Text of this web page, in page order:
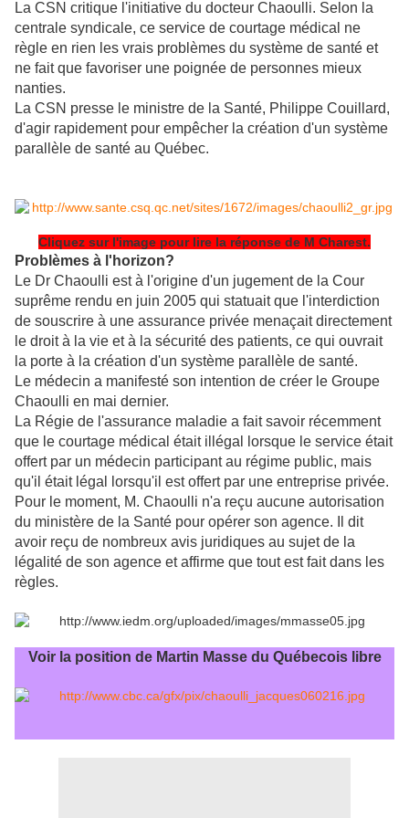
La CSN critique l'initiative du docteur Chaoulli. Selon la
centrale syndicale, ce service de courtage médical ne
règle en rien les vrais problèmes du système de santé et
ne fait que favoriser une poignée de personnes mieux
nanties.
La CSN presse le ministre de la Santé, Philippe Couillard,
d'agir rapidement pour empêcher la création d'un système
parallèle de santé au Québec.
Cliquez sur l'image pour lire la réponse de M Charest.
Problèmes à l'horizon?
Le Dr Chaoulli est à l'origine d'un jugement de la Cour
suprême rendu en juin 2005 qui statuait que l'interdiction
de souscrire à une assurance privée menaçait directement
le droit à la vie et à la sécurité des patients, ce qui ouvrait
la porte à la création d'un système parallèle de santé.
Le médecin a manifesté son intention de créer le Groupe
Chaoulli en mai dernier.
La Régie de l'assurance maladie a fait savoir récemment
que le courtage médical était illégal lorsque le service était
offert par un médecin participant au régime public, mais
qu'il était légal lorsqu'il est offert par une entreprise privée.
Pour le moment, M. Chaoulli n'a reçu aucune autorisation
du ministère de la Santé pour opérer son agence. Il dit
avoir reçu de nombreux avis juridiques au sujet de la
légalité de son agence et affirme que tout est fait dans les
règles.
Voir la position de Martin Masse du Québecois libre